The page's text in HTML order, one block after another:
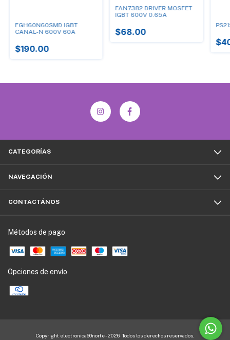
FGH60N60SMD IGBT
CANAL-N 600V 60A
$190.00
FAN7382 DRIVER MOSFET
IGBT 600V 0.65A
$68.00
CATEGORÍAS
NAVEGACIÓN
CONTACTÁNOS
Métodos de pago
Opciones de envío
Copyright electronica60norte - 2026. Todos los derechos reservados.